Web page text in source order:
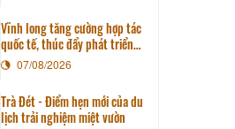
Vĩnh long tăng cường hợp tác
quốc tế, thúc đẩy phát triển
du lịch qua chương trình làm
việc với đoàn công tác huyện
Sunchang (Hàn quốc)
07/08/2026
Trà Đét - Điểm hẹn mới của du
lịch trải nghiệm miệt vườn